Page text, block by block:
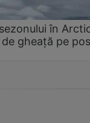
în
gheață pe